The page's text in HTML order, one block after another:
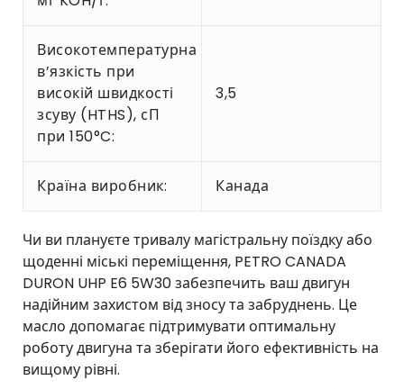
Високотемпературна
в’язкість при
високій швидкості
зсуву (HTHS), сП
при 150°C:
3,5
Країна виробник: Канада
Чи ви плануєте тривалу магістральну поїздку або
щоденні міські переміщення, PETRO CANADA
DURON UHP E6 5W30 забезпечить ваш двигун
надійним захистом від зносу та забруднень. Це
масло допомагає підтримувати оптимальну
роботу двигуна та зберігати його ефективність на
вищому рівні.